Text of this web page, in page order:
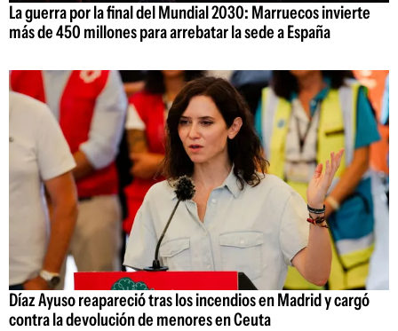
La guerra por la final del Mundial 2030: Marruecos invierte
más de 450 millones para arrebatar la sede a España
Díaz Ayuso reapareció tras los incendios en Madrid y cargó
contra la devolución de menores en Ceuta